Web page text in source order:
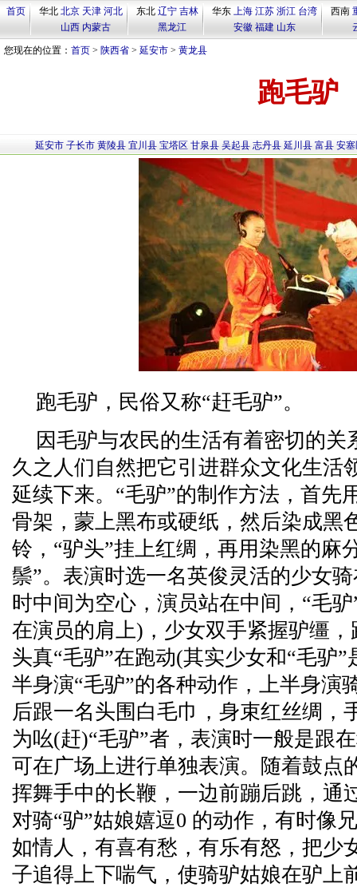
首页 华北 北京 天津 河北
山西 内蒙古
东北 辽宁 吉林
黑龙江
华东 上海 江苏 浙江 台湾
安徽 福建 山东
西南
您现在的位置： 首页 > 陕西省 > 延安市 > 黄龙县
跑毛驴
延安市 子长市 黄陵县 宜川县 宝塔区 甘泉县 吴起县 志丹县 延川县 富县 安
跑毛驴，民俗又称“赶毛驴”。
因毛驴与农民的生活有着密切的
久之人们自然把它引进群众文化生活
延续下来。“毛驴”的制作方法，首先
骨架，蒙上黑布或硬纸，然后染成黑
铃，“驴头”挂上红绸，再用染黑的麻
鬃”。表演时选一名英俊灵活的少女
时中间为空心，演员站在中间，“毛
在演员的肩上)，少女双手紧握驴缰
头真“毛驴”在跑动(其实少女和“毛驴
半身演“毛驴”的各种动作，上半身演
后跟一名头围白毛巾，身束红丝绸，
为吆(赶)“毛驴”者，表演时一般是跟
可在广场上进行单独表演。随着鼓点
挥舞手中的长鞭，一边前蹦后跳，通
对骑“驴”姑娘嬉逗0 的动作，有时像
如情人，有喜有愁，有乐有怒，把少
子追得上下喘气，使骑驴姑娘在驴上